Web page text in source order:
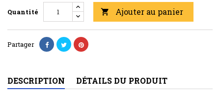
Quantité  Ajouter au panier
Partager
DESCRIPTION DÉTAILS DU PRODUIT